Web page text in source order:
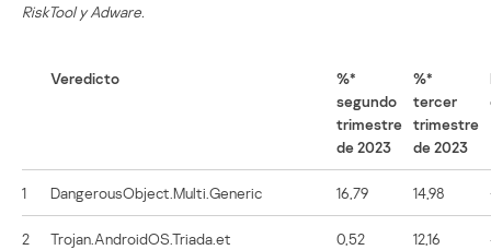
RiskTool y Adware.
Veredicto
%*
segundo
trimestre
de 2023
%*
tercer
trimestre
de 2023
1 DangerousObject.Multi.Generic 16,79 14,98
2 Trojan.AndroidOS.Triada.et 0,52 12,16